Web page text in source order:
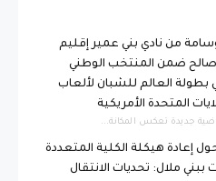
من نادي بني عمير إقليم
صالح ضمن المنتخب الوطني
بطولة العالم للشبان لألعاب
المتحدة الأمريكية
جديدة تعكس المكانة...
حول إعادة هيكلة الكلية المتعددة
ملال: تحديات الانتقال